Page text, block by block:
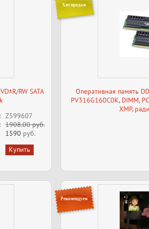
RW SATA
Z599607
1908.00 руб.
1590 руб.
Хит продаж
Оперативная память
PV316G160C0K, DIMM,
XMP,
Рекомендуем